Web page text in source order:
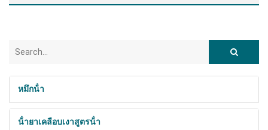
หมึกน้ํา
น้ํายาเคลือบเงาสูตรน้ํา